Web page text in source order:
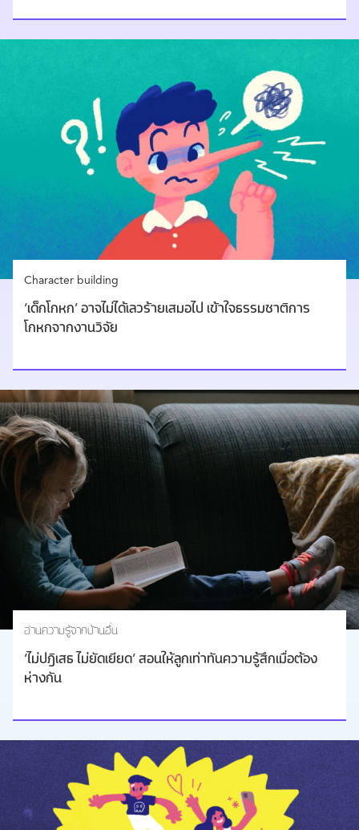
Character building
‘เด็กโกหก’ อาจไม่ได้เลวร้ายเสมอไป เข้าใจธรรมชาติการ
โกหกจากงานวิจัย
อ่านความรู้จากบ้านอื่น
‘ไม่ปฎิเสธ ไม่ยัดเยียด’ สอนให้ลูกเท่าทันความรู้สึกเมื่อต้อง
ห่างกัน